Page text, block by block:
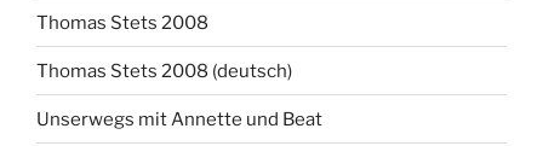
Thomas Stets 2008
Thomas Stets 2008 (deutsch)
Unserwegs mit Annette und Beat